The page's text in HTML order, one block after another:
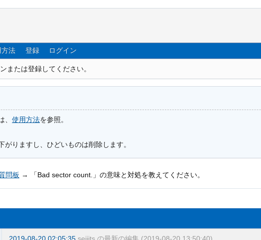
方法 登録 ログイン
または登録してください。
使用方法を参照。
りますし、ひどいものは削除します。
問板 → 「Bad sector count.」の意味と対処を教えてください。
2019-08-20 02:05:35 seijits の最新の編集 (2019-08-20 13:50:40)